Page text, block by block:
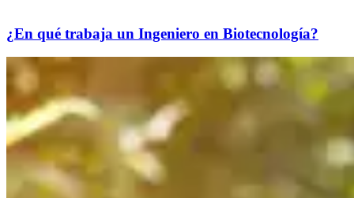
¿En qué trabaja un Ingeniero en Biotecnología?